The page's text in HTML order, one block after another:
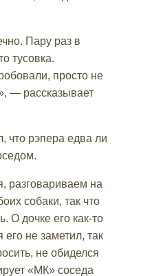
Пару раз в
тусовка.
просто не
— рассказывает
что рэпера едва ли
разговариваем на
собаки, так что
О дочке его как-то
не заметил, так
не обиделся
«МК» соседа